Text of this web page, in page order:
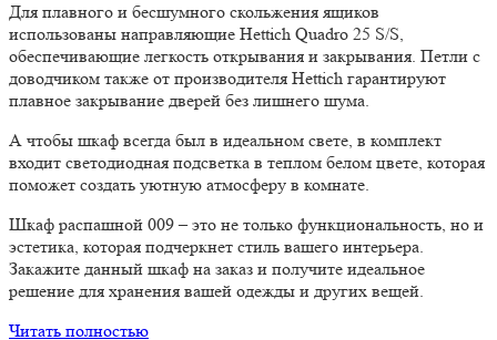
Для плавного и бесшумного скольжения ящиков
использованы направляющие Hettich Quadro 25 S/S,
обеспечивающие легкость открывания и закрывания. Петли с
доводчиком также от производителя Hettich гарантируют
плавное закрывание дверей без лишнего шума.
А чтобы шкаф всегда был в идеальном свете, в комплект
входит светодиодная подсветка в теплом белом цвете, которая
поможет создать уютную атмосферу в комнате.
Шкаф распашной 009 – это не только функциональность, но и
эстетика, которая подчеркнет стиль вашего интерьера.
Закажите данный шкаф на заказ и получите идеальное
решение для хранения вашей одежды и других вещей.
Читать полностью